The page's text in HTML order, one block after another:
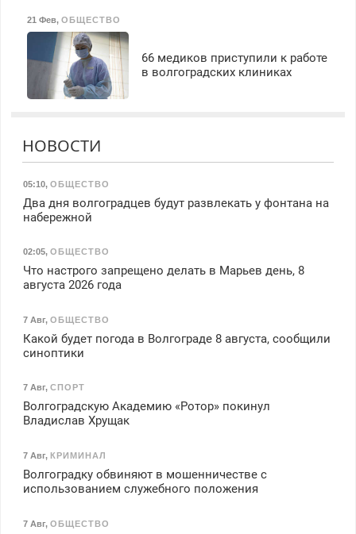
21 Фев, ОБЩЕСТВО
66 медиков приступили к работе
в волгоградских клиниках
НОВОСТИ
05:10, ОБЩЕСТВО
Два дня волгоградцев будут развлекать у фонтана на
набережной
02:05, ОБЩЕСТВО
Что настрого запрещено делать в Марьев день, 8
августа 2026 года
7 Авг, ОБЩЕСТВО
Какой будет погода в Волгограде 8 августа, сообщили
синоптики
7 Авг, СПОРТ
Волгоградскую Академию «Ротор» покинул
Владислав Хрущак
7 Авг, КРИМИНАЛ
Волгоградку обвиняют в мошенничестве с
использованием служебного положения
7 Авг, ОБЩЕСТВО